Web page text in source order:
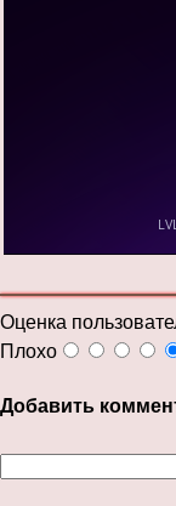
Оценка
Плохо
Добавить